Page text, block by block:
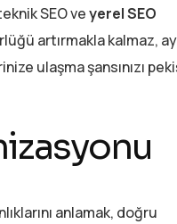
SEO veyerel SEO
artırmakla kalmaz,
ulaşma şansınızı
anlamak, doğru